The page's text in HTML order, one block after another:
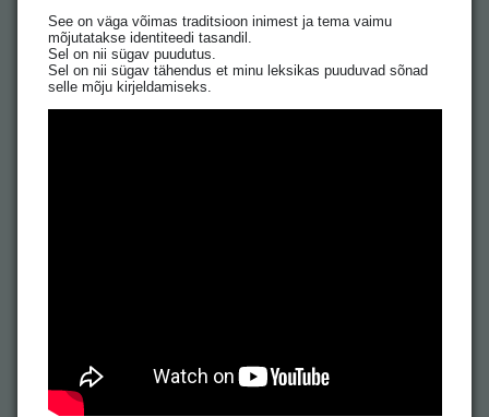
See on väga võimas traditsioon inimest ja tema vaimu
mõjutatakse identiteedi tasandil.
Sel on nii sügav puudutus.
Sel on nii sügav tähendus et minu leksikas puuduvad sõnad
selle mõju kirjeldamiseks.